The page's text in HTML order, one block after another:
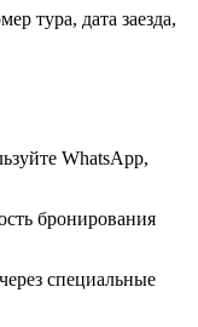
осмотр
точкой маршрута
чьи
с загадочным
гигантские
корнями
всему миру по
тура, дата заезда,
WhatsApp,
бронирования
специальные